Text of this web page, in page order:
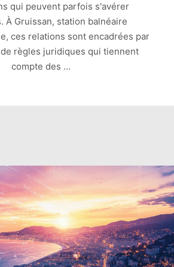
qui peuvent parfois s'avérer
À Gruissan, station balnéaire
ces relations sont encadrées par
règles juridiques qui tiennent
compte des …